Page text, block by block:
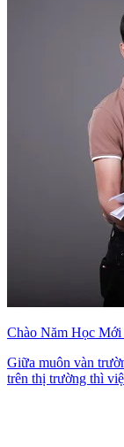
Chào Năm Học
Giữa muôn vàn
trên thị trường thì